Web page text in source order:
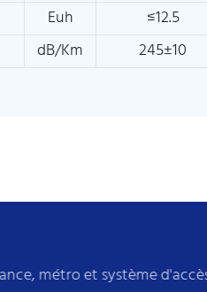
Euh ≤12.5
dB/Km 245±10
métro et système